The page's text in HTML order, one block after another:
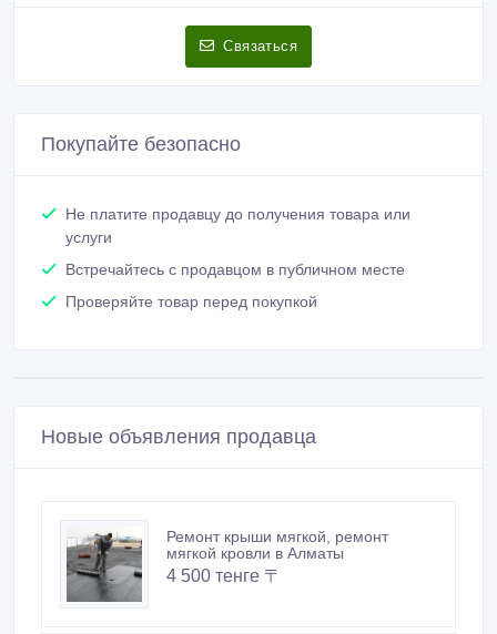
Связаться
Покупайте безопасно
Не платите продавцу до получения товара или
услуги
Встречайтесь с продавцом в публичном месте
Проверяйте товар перед покупкой
Новые объявления продавца
Ремонт крыши мягкой, ремонт
мягкой кровли в Алматы
4 500 тенге 〒